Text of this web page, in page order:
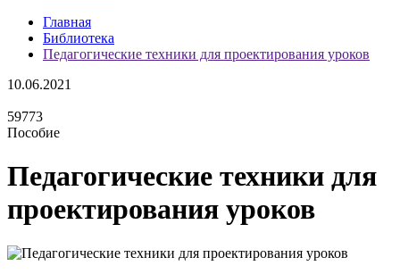
Главная
Библиотека
Педагогические техники для проектирования уроков
10.06.2021
59773
Пособие
Педагогические техники для
проектирования уроков